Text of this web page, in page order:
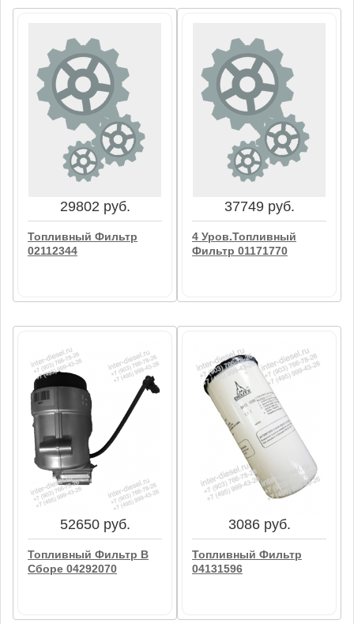
1942 руб.
Фильтр Масляный
Fleetguard LF3000
3184 руб.
Фильтр Масляный
01174420
29802 руб.
Топливный Фильтр
02112344
29802 руб.
Топливный Фильтр
02112344
В корзину
37749 руб.
4 Уров.Топливный
Фильтр 01171770
37749 руб.
4 Уров.Топливный
Фильтр 01171770
52650 руб.
Топливный Фильтр В
Сборе 04292070
3086 руб.
Топливный Фильтр
04131596